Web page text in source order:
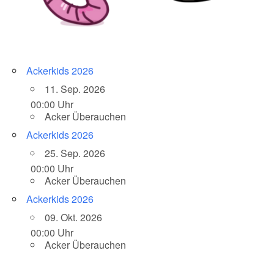
Ackerkids 2026
11. Sep. 2026
00:00 Uhr
Acker Überauchen
Ackerkids 2026
25. Sep. 2026
00:00 Uhr
Acker Überauchen
Ackerkids 2026
09. Okt. 2026
00:00 Uhr
Acker Überauchen